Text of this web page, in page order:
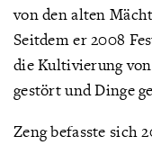
von den alten
Seitdem er 2008
die Kultivierung
gestört und Dinge
Zeng befasste sich